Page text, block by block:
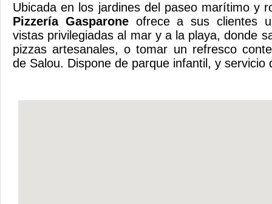
Ubicada en los jardines del paseo marítimo y
Pizzería Gasparoneofrece a sus clientes
vistas privilegiadas al mar y a la playa, donde
pizzas artesanales, o tomar un refresco
de Salou. Dispone de parque infantil, y